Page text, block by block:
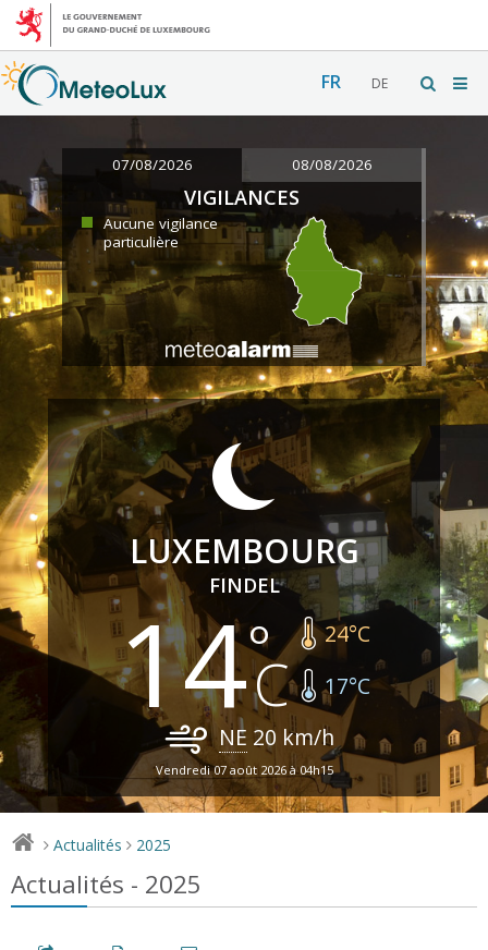
FR DE
07/08/2026 08/08/2026
VIGILANCES
Aucune vigilance
particulière
LUXEMBOURG
FINDEL
14 24°C
17°C
NE 20 km/h
Vendredi 07 août 2026 à 04h15
> Actualités > 2025
Actualités - 2025